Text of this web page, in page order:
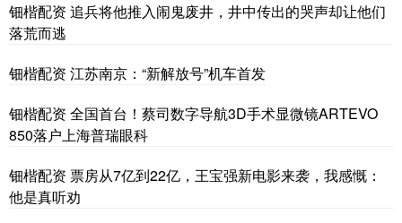
钿楷配资 追兵将他推入闹鬼废井，井中传出的哭声却让他们
落荒而逃
钿楷配资 江苏南京：“新解放号”机车首发
钿楷配资 全国首台！蔡司数字导航3D手术显微镜ARTEVO
850落户上海普瑞眼科
钿楷配资 票房从7亿到22亿，王宝强新电影来袭，我感慨：
他是真听劝